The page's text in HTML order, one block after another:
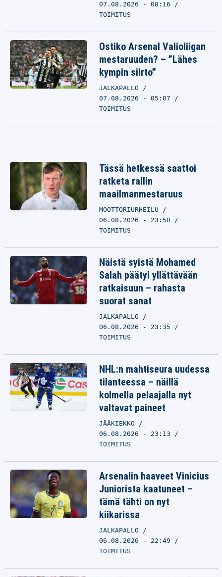
07.08.2026 - 08:16
TOIMITUS
Ostiko Arsenal Valioliigan
mestaruuden? – ”Lähes
kympin siirto”
JALKAPALLO
07.08.2026 - 05:07
TOIMITUS
Tässä hetkessä saattoi
ratketa rallin
maailmanmestaruus
MOOTTORIURHEILU
06.08.2026 - 23:50
TOIMITUS
Näistä syistä Mohamed
Salah päätyi yllättävään
ratkaisuun – rahasta
suorat sanat
JALKAPALLO
06.08.2026 - 23:35
TOIMITUS
NHL:n mahtiseura uudessa
tilanteessa – näillä
kolmella pelaajalla nyt
valtavat paineet
JÄÄKIEKKO
06.08.2026 - 23:13
TOIMITUS
Arsenalin haaveet Vinicius
Juniorista kaatuneet –
tämä tähti on nyt
kiikarissa
JALKAPALLO
06.08.2026 - 22:49
TOIMITUS